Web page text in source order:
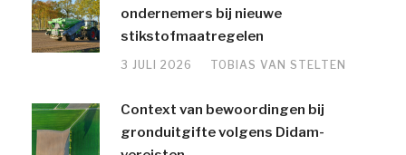
ondernemers bij nieuwe
stikstofmaatregelen
3 JULI 2026 TOBIAS VAN STELTEN
Context van bewoordingen bij
gronduitgifte volgens Didam-